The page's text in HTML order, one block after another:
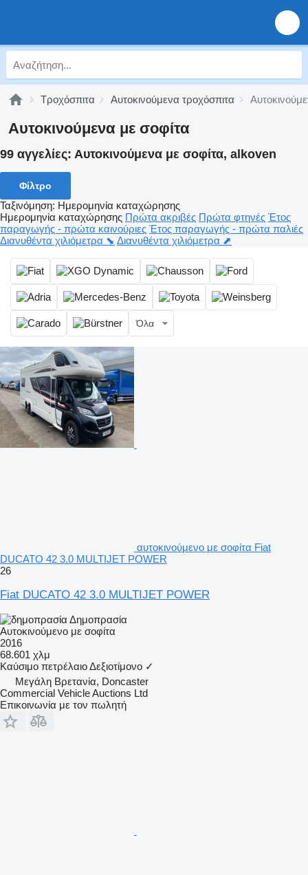
Τροχόσπιτα Αυτοκινούμενα τροχόσπιτα
Αυτοκινούμενα με σοφίτα
99 αγγελίες: Αυτοκινούμενα με σοφίτα, alkoven
Φίλτρο
Ταξινόμηση: Ημερομηνία καταχώρησης
Ημερομηνία καταχώρησης Πρώτα ακριβές Πρώτα φτηνές Έτος
παραγωγής - πρώτα καινούριες Έτος παραγωγής - πρώτα παλιές
Διανυθέντα χιλιόμετρα ⬊ Διανυθέντα χιλιόμετρα ⬈
Όλα
αυτοκινούμενο με σοφίτα Fiat
DUCATO 42 3.0 MULTIJET POWER
26
Fiat DUCATO 42 3.0 MULTIJET POWER
Δημοπρασία
Αυτοκινούμενο με σοφίτα
2016
68.601 χλμ
Καύσιμο πετρέλαιοΔεξιοτίμονο ✓
Μεγάλη Βρετανία, Doncaster
Commercial Vehicle Auctions Ltd
Επικοινωνία με τον πωλητή